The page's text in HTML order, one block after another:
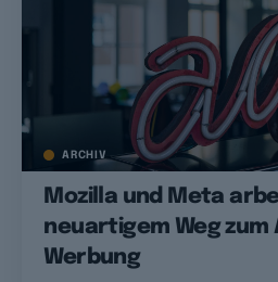
ARCHIV
Mozilla und Meta
neuartigem Weg zum
Werbung